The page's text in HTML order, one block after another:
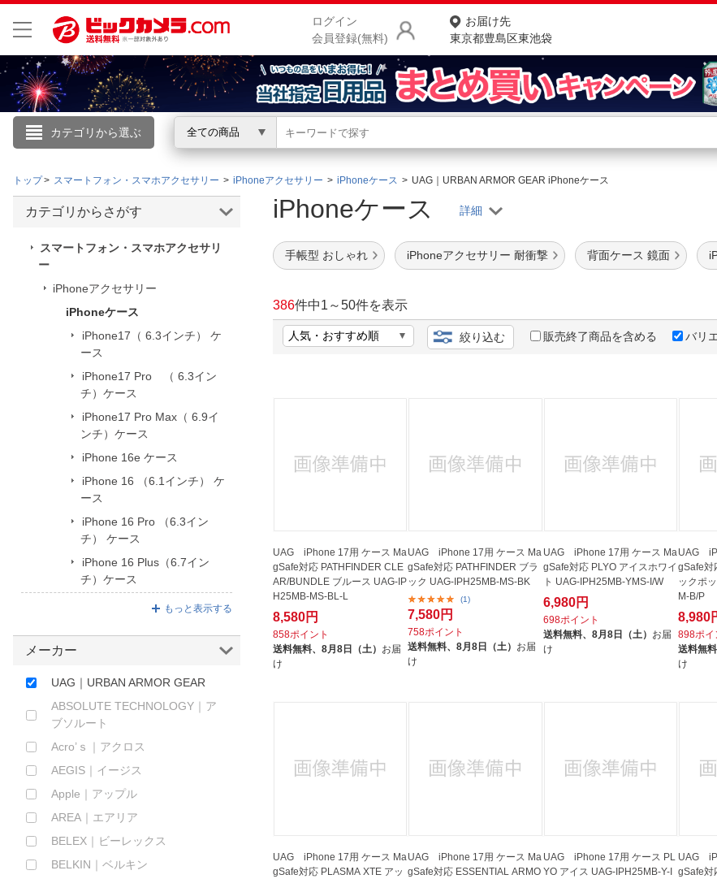
ログイン
会員登録(無料)
お届け先
東京都豊島区東池袋
カテゴリから選ぶ 全ての商品
こんにちは
ログイン
会員メニュー
お買いもの履歴
ほしいもの
お知らせ
ランキングからさがす
カテゴリ一覧からさがす
ご利用ガイド
トップ スマートフォン・スマホアクセサリー iPhoneアクセサリー iPhoneケース UAG｜URBAN ARMOR GEAR iPhoneケース
iPhoneケース
手帳型 おしゃれ iPhoneアクセサリー 耐衝撃 背面ケース 鏡面
386件中1 ～50件を表示
絞り込む 販売終了商品を含める バリ
UAG iPhone 17用 ケース Ma
gSafe対応 PATHFINDER CLE
AR/BUNDLE ブルース UAG-IP
H25MB-MS-BL-L
8,580円
858ポイント
送料無料、 8月8日（土） お届
け
UAG iPhone 17用 ケース Ma
gSafe対応 PATHFINDER ブラ
ック UAG-IPH25MB-MS-BK
(1)
7,580円
758ポイント
送料無料、8月8日（土） お届
け
UAG iPhone 17用 ケース Ma
gSafe対応 PLYO アイスホワイ
ト UAG-IPH25MB-YMS-I/W
6,980円
698ポイント
送料無料、 8月8日（土） お届
け
UAG
gSafe対
ックポ
M-B/P
8,980
898ポイ
送料無
け
UAG iPhone 17用 ケース Ma
gSafe対応 PLASMA XTE アッ
UAG iPhone 17用 ケース Ma
gSafe対応 ESSENTIAL ARMO
UAG iPhone 17用 ケース PL
YO アイス UAG-IPH25MB-Y-I
UAG
gSafe対
カテゴリからさがす
スマートフォン・スマホアクセサリ
ー
iPhoneアクセサリー
iPhoneケース
iPhone17（ 6.3インチ） ケ
ース
iPhone17 Pro （ 6.3イン
チ）ケース
iPhone17 Pro Max（ 6.9イ
ンチ）ケース
iPhone 16e ケース
iPhone 16 （6.1インチ） ケ
ース
iPhone 16 Pro （6.3イン
チ） ケース
iPhone 16 Plus（6.7イン
チ）ケース
もっと表示する
メーカー
ABSOLUTE TECHNOLOGY｜ア
ブソルート
Acro’ｓ｜アクロス
AEGIS｜イージス
Apple｜アップル
AREA｜エアリア
BELEX｜ビーレックス
BELKIN｜ベルキン
UAG｜URBAN ARMOR GEAR